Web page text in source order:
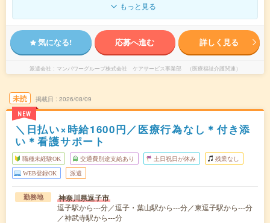
もっと見る
気になる! 応募へ進む 詳しく見る
派遣会社 マンパワーグループ株式会社 ケアサービス事業部 （医療福祉介護関連）
未読
NEW
掲載日 2026/08/09
＼日払い×時給1600円／医療行為なし＊付き添
い＊看護サポート
職種未経験OK 交通費別途支給あり 土日祝日が休み 残業なし
WEB登録OK 派遣
勤務地 神奈川県逗子市
逗子駅から---分／逗子・葉山駅から---分／東逗子駅から---分
／神武寺駅から---分